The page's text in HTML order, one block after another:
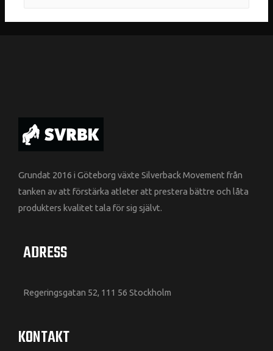
Grundat 2016 i Göteborg växte Silverback Movement från
tanken av att förstärka atleter att prestera bättre och låta
produkters kvalitet tala för sig självt.
ADRESS
Regeringsgatan 52, 111 56 Stockholm
KONTAKT